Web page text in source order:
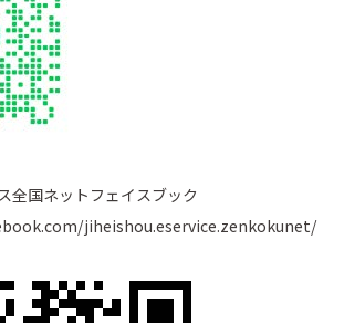
全国ネットフェイスブック
jiheishou.eservice.zenkokunet/